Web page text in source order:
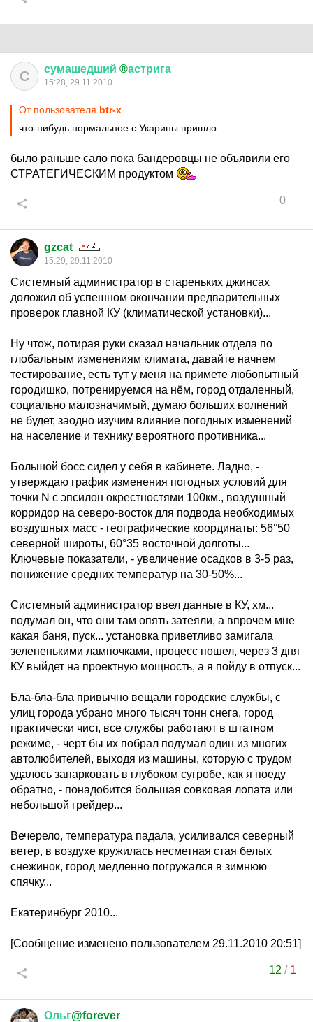
С сумашедший ®астрига
15:28, 29.11.2010
От пользователя btr-x
что-нибудь нормальное с Укарины пришло
было раньше сало пока бандеровцы не объявили его
СТРАТЕГИЧЕСКИМ продуктом
0
gzcat
15:29, 29.11.2010
Системный администратор в стареньких джинсах
доложил об успешном окончании предварительных
проверок главной КУ (климатической установки)...
Ну чтож, потирая руки сказал начальник отдела по
глобальным изменениям климата, давайте начнем
тестирование, есть тут у меня на примете любопытный
городишко, потренируемся на нём, город отдаленный,
социально малозначимый, думаю больших волнений
не будет, заодно изучим влияние погодных изменений
на население и технику вероятного противника...
Большой босс сидел у себя в кабинете. Ладно, -
утверждаю график изменения погодных условий для
точки N с эпсилон окрестностями 100км., воздушный
корридор на северо-восток для подвода необходимых
воздушных масс - географические координаты: 56°50
северной широты, 60°35 восточной долготы...
Ключевые показатели, - увеличение осадков в 3-5 раз,
понижение средних температур на 30-50%...
Системный администратор ввел данные в КУ, хм...
подумал он, что они там опять затеяли, а впрочем мне
какая баня, пуск... установка приветливо замигала
зелененькими лампочками, процесс пошел, через 3 дня
КУ выйдет на проектную мощность, а я пойду в отпуск...
Бла-бла-бла привычно вещали городские службы, с
улиц города убрано много тысяч тонн снега, город
практически чист, все службы работают в штатном
режиме, - черт бы их побрал подумал один из многих
автолюбителей, выходя из машины, которую с трудом
удалось запарковать в глубоком сугробе, как я поеду
обратно, - понадобится большая совковая лопата или
небольшой грейдер...
Вечерело, температура падала, усиливался северный
ветер, в воздухе кружилась несметная стая белых
снежинок, город медленно погружался в зимнюю
спячку...
Екатеринбург 2010...
[Сообщение изменено пользователем 29.11.2010 20:51]
12 / 1
Ольг@forever